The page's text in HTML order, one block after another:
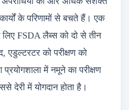
के परिणामों से बचते हैं। एक
FSDA लैब्स को दो से तीन
को परीक्षण को
में नमूने का परीक्षण
देरी में योगदान होता है।